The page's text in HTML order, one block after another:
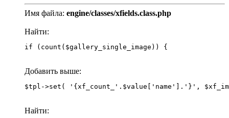
Имя файла: engine/classes/xfields.class.php
Найти:
if (count($gallery_single_image)) {
Добавить выше:
Найти: